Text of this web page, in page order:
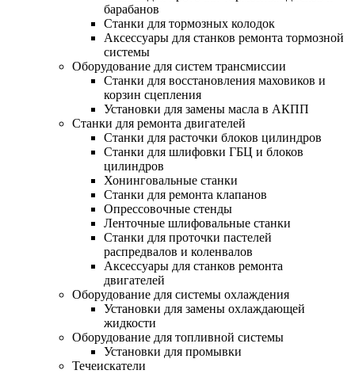
барабанов
Станки для тормозных колодок
Аксессуары для станков ремонта тормозной
системы
Оборудование для систем трансмиссии
Станки для восстановления маховиков и
корзин сцепления
Установки для замены масла в АКПП
Станки для ремонта двигателей
Станки для расточки блоков цилиндров
Станки для шлифовки ГБЦ и блоков
цилиндров
Хонинговальные станки
Станки для ремонта клапанов
Опрессовочные стенды
Ленточные шлифовальные станки
Станки для проточки пастелей
распредвалов и коленвалов
Аксессуары для станков ремонта
двигателей
Оборудование для системы охлаждения
Установки для замены охлаждающей
жидкости
Оборудование для топливной системы
Установки для промывки
Течеискатели